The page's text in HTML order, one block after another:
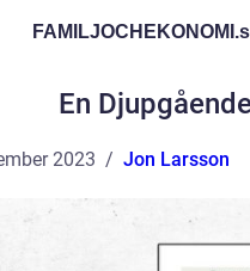
FAMILJOCHEKONOMI.
En
2023 Jon Larsson